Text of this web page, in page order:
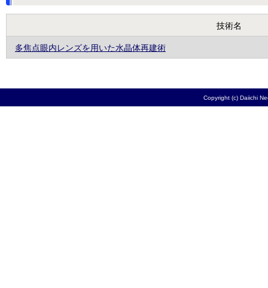
技術名
多焦点眼内レンズを用いた水晶体再建術
Copyright (c) Daiichi